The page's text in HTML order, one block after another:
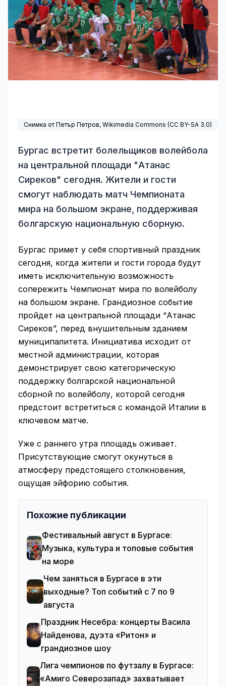
Снимка от Петър Петров, Wikimedia Commons (CC BY-SA 3.0)
Бургас встретит болельщиков волейбола
на центральной площади "Атанас
Сиреков" сегодня. Жители и гости
смогут наблюдать матч Чемпионата
мира на большом экране, поддерживая
болгарскую национальную сборную.
Бургас примет у себя спортивный праздник
сегодня, когда жители и гости города будут
иметь исключительную возможность
сопережить Чемпионат мира по волейболу
на большом экране. Грандиозное событие
пройдет на центральной площади “Атанас
Сиреков”, перед внушительным зданием
муниципалитета. Инициатива исходит от
местной администрации, которая
демонстрирует свою категорическую
поддержку болгарской национальной
сборной по волейболу, которой сегодня
предстоит встретиться с командой Италии в
ключевом матче.
Уже с раннего утра площадь оживает.
Присутствующие смогут окунуться в
атмосферу предстоящего столкновения,
ощущая эйфорию события.
Похожие публикации
Фестивальный август в Бургасе:
Музыка, культура и топовые события
на море
Чем заняться в Бургасе в эти
выходные? Топ событий с 7 по 9
августа
Праздник Несебра: концерты Васила
Найденова, дуэта «Ритон» и
грандиозное шоу
Лига чемпионов по футзалу в Бургасе:
«Амиго Северозапад» захватывает